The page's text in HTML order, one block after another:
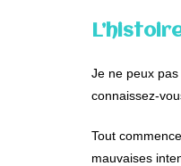
Je ne peux
connaissez-
Tout
mauvaises